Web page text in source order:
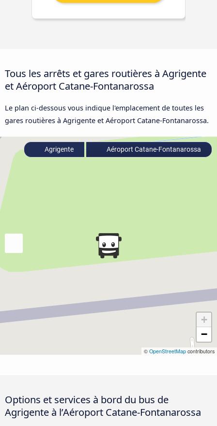
Tous les arrêts et gares routières à Agrigente
et Aéroport Catane-Fontanarossa
Le plan ci-dessous vous indique l'emplacement de toutes les
gares routières à Agrigente et Aéroport Catane-Fontanarossa.
+
−
© OpenStreetMap contributors
Agrigente Aéroport Catane-Fontanarossa
Options et services à bord du bus de
Agrigente à l’Aéroport Catane-Fontanarossa